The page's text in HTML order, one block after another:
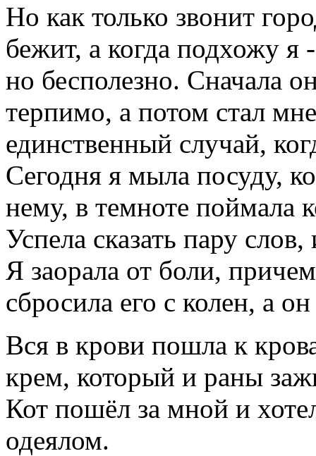
Но как только звонит
бежит, а когда подхожу я
но бесполезно. Сначала
терпимо, а потом стал
единственный случай,
Сегодня я мыла посуду,
нему, в темноте поймала
Успела сказать пару
Я заорала от боли,
сбросила его с колен, а
Вся в крови пошла к
крем, который и раны
Кот пошёл за мной и
одеялом.